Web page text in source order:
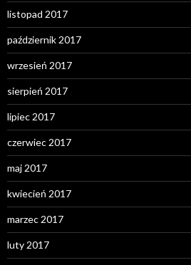
listopad 2017
październik 2017
wrzesień 2017
sierpień 2017
lipiec 2017
czerwiec 2017
maj 2017
kwiecień 2017
marzec 2017
luty 2017